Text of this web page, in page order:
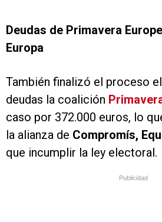
Deudas de Primavera
Europa
También finalizó el proceso
deudas la coalición
caso por 372.000 euros, lo
la alianza de Compromís,
que incumplir la ley electoral.
Publicidad